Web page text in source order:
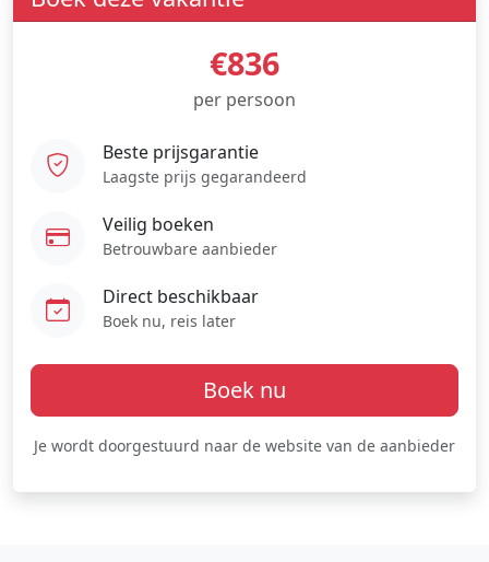
€836
per persoon
Beste prijsgarantie
Laagste prijs gegarandeerd
Veilig boeken
Betrouwbare aanbieder
Direct beschikbaar
Boek nu, reis later
Boek nu
Je wordt doorgestuurd naar de website van de aanbieder